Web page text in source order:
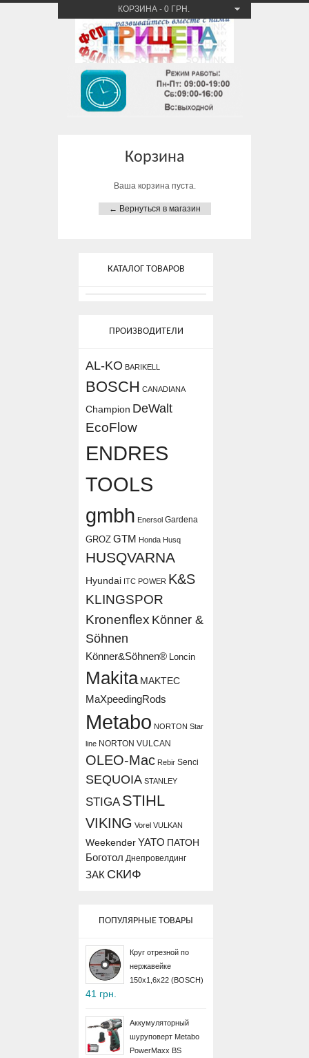
КОРЗИНА - 0 ГРН.
Корзина
Ваша корзина пуста.
← Вернуться в магазин
КАТАЛОГ ТОВАРОВ
ПРОИЗВОДИТЕЛИ
AL-KO BARIKELL
BOSCH CANADIANA
Champion DeWalt
EcoFlow
ENDRES
TOOLS
gmbh Enersol Gardena
GROZ GTM Honda Husq
HUSQVARNA
Hyundai ITC POWER K&S
KLINGSPOR
Kronenflex Könner &
Söhnen
Könner&Söhnen® Loncin
Makita MAKTEC
MaXpeedingRods
Metabo NORTON Star
line NORTON VULCAN
OLEO-Mac Rebir Senci
SEQUOIA STANLEY
STIGA STIHL
VIKING Vorel VULKAN
WeekenderYATO ПАТОН
Боготол Днепровелдинг
ЗАК СКИФ
ПОПУЛЯРНЫЕ ТОВАРЫ
Круг отрезной по
нержавейке
150х1,6х22 (BOSCH)
41 грн.
Аккумуляторный
шуруповерт Metabo
PowerMaxx BS